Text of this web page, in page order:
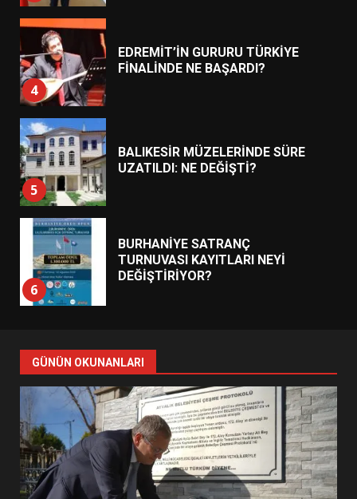
4
EDREMİT’İN GURURU TÜRKİYE
FİNALİNDE NE BAŞARDI?
5
BALIKESİR MÜZELERİNDE SÜRE
UZATILDI: NE DEĞİŞTİ?
6
BURHANİYE SATRANÇ
TURNUVASI KAYITLARI NEYİ
DEĞİŞTİRİYOR?
7
YENİ YÖNETİM NASIL
ŞEKİLLENDİ?
1
AYVALIK SU MİRASI İÇİN
HAREKETE GEÇİYOR: GÖZLER
BULUŞMADA
GÜNÜN OKUNANLARI